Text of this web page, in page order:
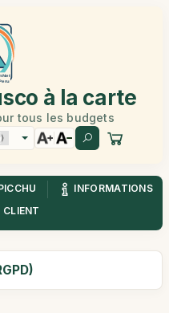
à la carte
tous les budgets
INFORMATIONS
CLIENT